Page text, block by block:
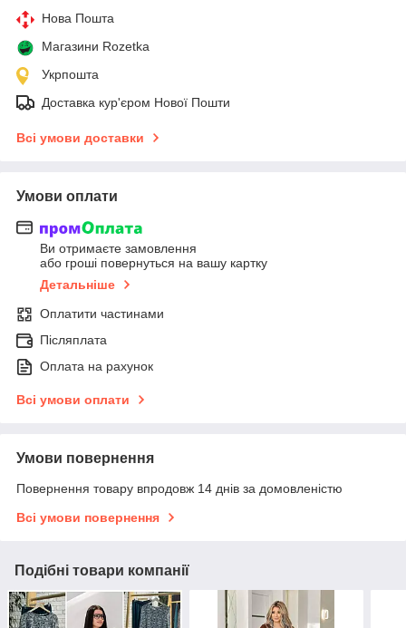
Нова Пошта
Магазини Rozetka
Укрпошта
Доставка кур'єром Нової Пошти
Всі умови доставки
Умови оплати
Ви отримаєте замовлення
або гроші повернуться на вашу картку
Детальніше
Оплатити частинами
Післяплата
Оплата на рахунок
Всі умови оплати
Умови повернення
Повернення товару впродовж 14 днів за домовленістю
Всі умови повернення
Подібні товари компанії